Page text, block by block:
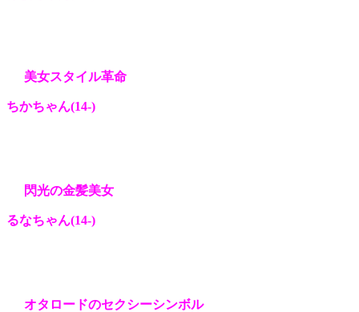
美女スタイル革命
ちかちゃん(14-)
閃光の金髪美女
るなちゃん(14-)
オタロードのセクシーシンボル